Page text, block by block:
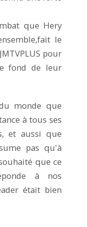
que Hery
le
pour
fond de leur
monde que
à tous ses
et aussi que
pas qu'à
que ce
à nos
était bien